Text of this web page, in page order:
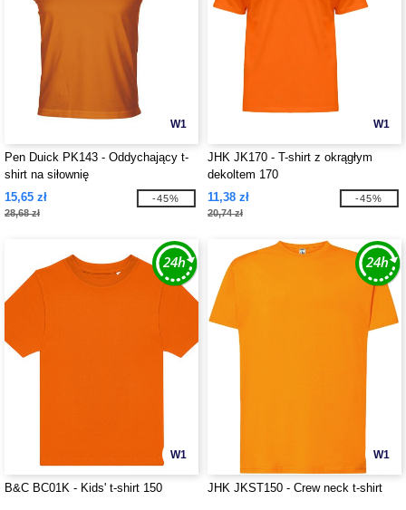
W1
Pen Duick PK143 - Oddychający t-
shirt na siłownię
15,65 zł
28,68 zł
-45%
W1
JHK JK170 - T-shirt z okrągłym
dekoltem 170
11,38 zł
20,74 zł
-45%
W1
B&C BC01K - Kids' t-shirt 150
W1
JHK JKST150 - Crew neck t-shirt